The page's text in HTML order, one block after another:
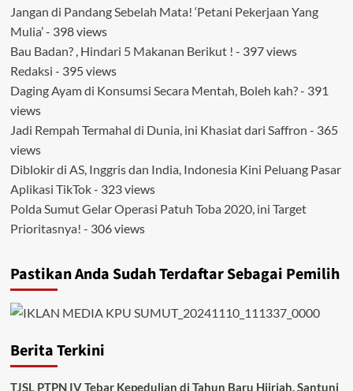
Jangan di Pandang Sebelah Mata! ‘Petani Pekerjaan Yang
Mulia’- 398 views
Bau Badan? , Hindari 5 Makanan Berikut ! - 397 views
Redaksi - 395 views
Daging Ayam di Konsumsi Secara Mentah, Boleh kah?- 391
views
Jadi Rempah Termahal di Dunia, ini Khasiat dari Saffron - 365
views
Diblokir di AS, Inggris dan India, Indonesia Kini Peluang Pasar
Aplikasi TikTok- 323 views
Polda Sumut Gelar Operasi Patuh Toba 2020, ini Target
Prioritasnya! - 306 views
Pastikan Anda Sudah Terdaftar Sebagai Pemilih
Berita Terkini
TJSL PTPN IV Tebar Kepedulian di Tahun Baru Hijriah, Santuni